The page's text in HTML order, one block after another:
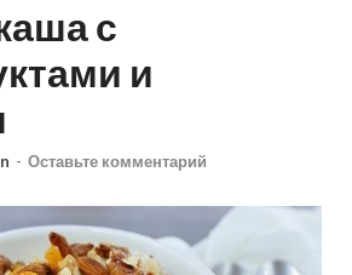
с
и
- Оставьте комментарий